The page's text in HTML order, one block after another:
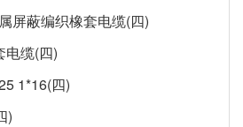
屏蔽编织橡套电缆(四)
电缆(四)
1*16(四)
)